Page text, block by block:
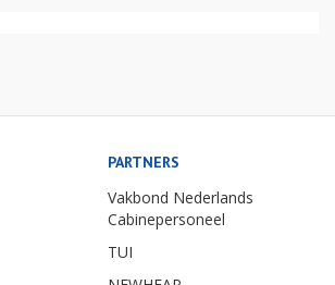
PARTNERS
Vakbond Nederlands
Cabinepersoneel
TUI